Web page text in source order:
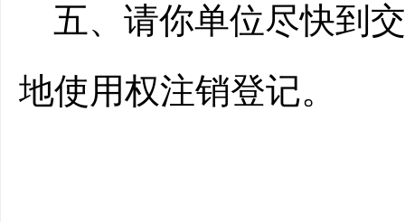
五、 请你单位尽快到
地使用权注销登记。